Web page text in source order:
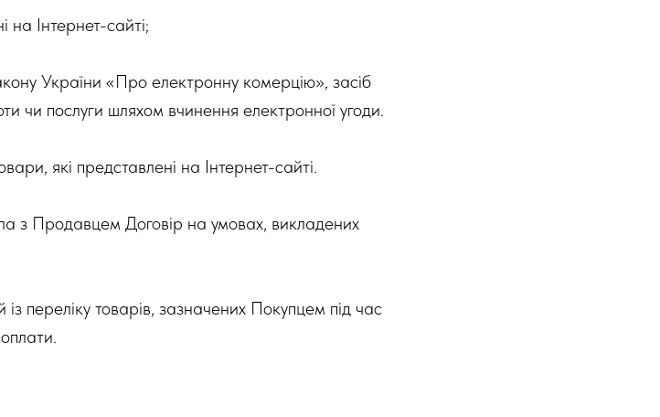
на Інтернет-сайті;
України «Про електронну комерцію», засіб
чи послуги шляхом вчинення електронної угоди.
які представлені на Інтернет-сайті.
з Продавцем Договір на умовах, викладених
переліку товарів, зазначених Покупцем під час